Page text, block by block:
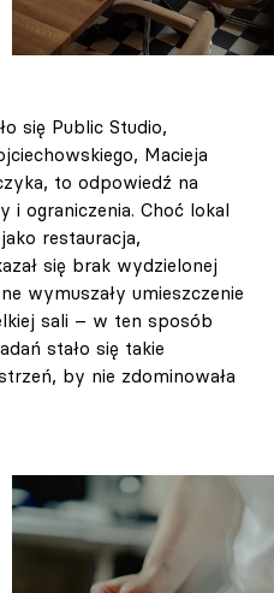
się Public Studio,
Macieja
to odpowiedź na
i ograniczenia. Choć lokal
restauracja,
się brak wydzielonej
wymuszały umieszczenie
sali – w ten sposób
stało się takie
by nie zdominowała